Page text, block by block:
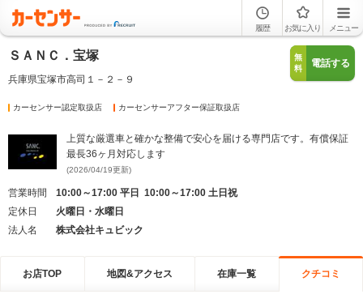
履歴 お気に入り メニュー
ＳＡＮＣ．宝塚
兵庫県宝塚市高司１－２－９
無
料
電話する
カーセンサー認定取扱店 カーセンサーアフター保証取扱店
上質な厳選車と確かな整備で安心を届ける専門店です。有償保証
最長36ヶ月対応します
(2026/04/19更新)
営業時間
10:00～17:00 平日 10:00～17:00 土日祝
定休日
火曜日・水曜日
法人名
株式会社キュビック
お店TOP 地図&アクセス 在庫一覧 クチコミ